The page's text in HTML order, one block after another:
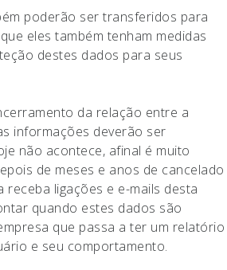
poderão ser transferidos para
eles também tenham medidas
destes dados para seus
da relação entre a
informações deverão ser
não acontece, afinal é muito
de meses e anos de cancelado
receba ligações e e-mails desta
quando estes dados são
que passa a ter um relatório
e seu comportamento.